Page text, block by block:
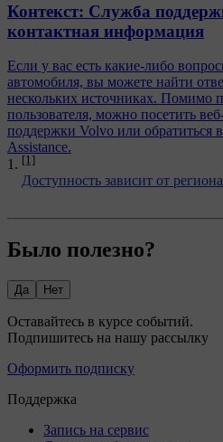
[1]
Доступность зависит от
Контекст: Служба
контактная информация
Если у вас есть какие-либо
автомобиля, вы можете найти
нескольких источниках. Помимо
пользователя, можно посетить
поддержки Volvo или обратиться
Assistance.
Было полезно?
Да Нет